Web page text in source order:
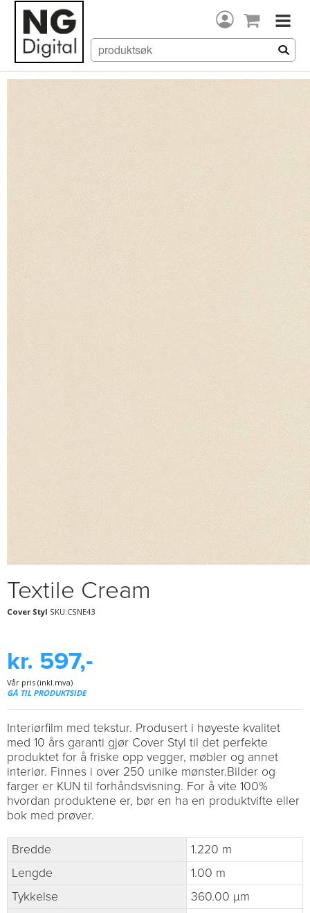
Textile Cream
Cover Styl SKU:CSNE43
kr. 597,-
Vår pris (inkl.mva)
GÅ TIL PRODUKTSIDE
Interiørfilm med tekstur. Produsert i høyeste kvalitet
med 10 års garanti gjør Cover Styl til det perfekte
produktet for å friske opp vegger, møbler og annet
interiør. Finnes i over 250 unike mønster.Bilder og
farger er KUN til forhåndsvisning. For å vite 100%
hvordan produktene er, bør en ha en produktvifte eller
bok med prøver.
Bredde
1.220 m
Lengde
1.00 m
Tykkelse
360.00 µm